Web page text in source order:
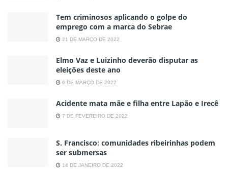
Tem criminosos aplicando o golpe do
emprego com a marca do Sebrae
21 DE MARÇO DE 2022
Elmo Vaz e Luizinho deverão disputar as
eleições deste ano
6 DE MARÇO DE 2022
Acidente mata mãe e filha entre Lapão e Irecê
7 DE FEVEREIRO DE 2022
S. Francisco: comunidades ribeirinhas podem
ser submersas
14 DE JANEIRO DE 2022